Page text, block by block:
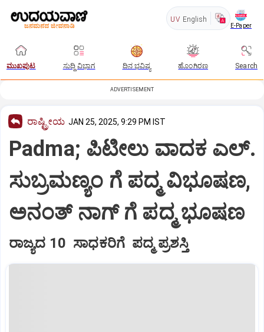
UV English
E-Paper
ಮುಖಪುಟ ಸುದ್ದಿ ವಿಭಾಗ ದಿನ ಭವಿಷ್ಯ ಹೊಂಗಿರಣ Search
ADVERTISEMENT
ರಾಷ್ಟ್ರೀಯ JAN 25, 2025, 9:29 PM IST
Padma; ಪಿಟೀಲು ವಾದಕ ಎಲ್.
ಸುಬ್ರಮಣ್ಯಂ ಗೆ ಪದ್ಮ ವಿಭೂಷಣ,
ಅನಂತ್ ನಾಗ್ ಗೆ ಪದ್ಮ ಭೂಷಣ
ರಾಜ್ಯದ 10 ಸಾಧಕರಿಗೆ ಪದ್ಮ ಪ್ರಶಸ್ತಿ